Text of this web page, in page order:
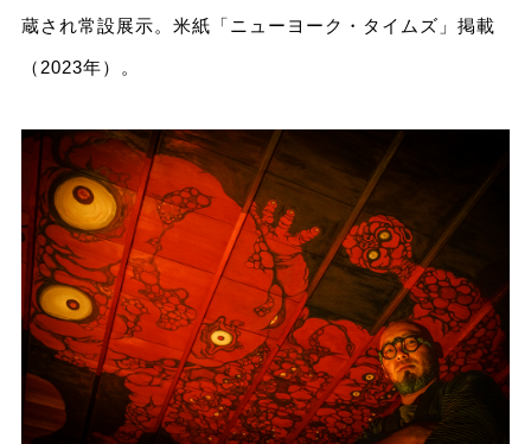
蔵され常設展示。米紙「ニューヨーク・タイムズ」掲載
（2023年）。